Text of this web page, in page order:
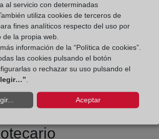
Ramírez
de Datos:
al servicio con determinadas
utiliza cookies de terceros de
fines analíticos respecto del uso por
la propia web.
información de la “Política de cookies”.
las cookies pulsando el botón
o rechazar su uso pulsando el
Aceptar